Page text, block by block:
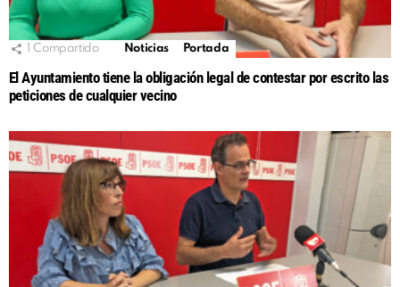
Compartido Noticias Portada
El Ayuntamiento tiene la obligación legal de contestar por escrito las
peticiones de cualquier vecino